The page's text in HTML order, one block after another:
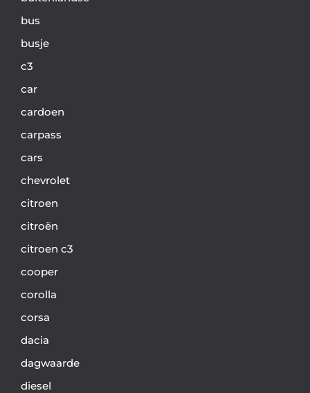
bus
busje
c3
car
cardoen
carpass
cars
chevrolet
citroen
citroën
citroen c3
cooper
corolla
corsa
dacia
dagwaarde
diesel